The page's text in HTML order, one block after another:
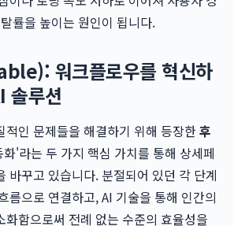
률을 높이는 원인이 됩니다.
워크플로우를 혁신하
솔루션
적인 문제들을 해결하기 위해 등장한후
'라는 두 가지 핵심 가치를 통해 상세페
바꾸고 있습니다. 분절되어 있던 각 단계
름으로 연결하고, AI 기술을 통해 인간의
화함으로써 전례 없는 수준의 효율성을